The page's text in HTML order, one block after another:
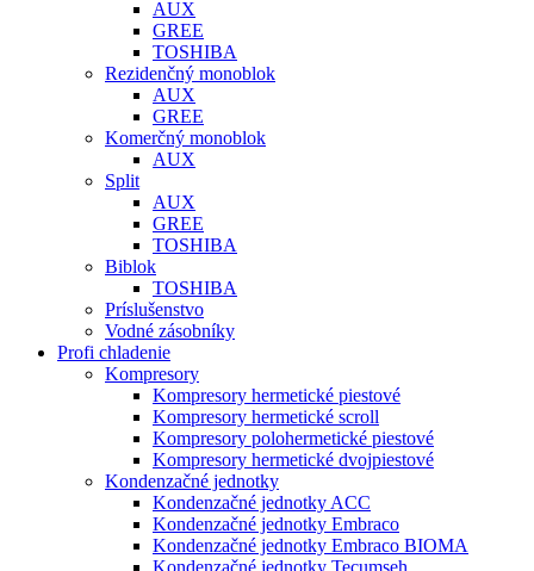
AUX
GREE
TOSHIBA
Rezidenčný monoblok
AUX
GREE
Komerčný monoblok
AUX
Split
AUX
GREE
TOSHIBA
Biblok
TOSHIBA
Príslušenstvo
Vodné zásobníky
Profi chladenie
Kompresory
Kompresory hermetické piestové
Kompresory hermetické scroll
Kompresory polohermetické piestové
Kompresory hermetické dvojpiestové
Kondenzačné jednotky
Kondenzačné jednotky ACC
Kondenzačné jednotky Embraco
Kondenzačné jednotky Embraco BIOMA